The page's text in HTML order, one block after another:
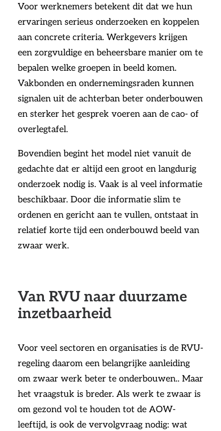
Voor werknemers betekent dit dat we hun
ervaringen serieus onderzoeken en koppelen
aan concrete criteria. Werkgevers krijgen
een zorgvuldige en beheersbare manier om te
bepalen welke groepen in beeld komen.
Vakbonden en ondernemingsraden kunnen
signalen uit de achterban beter onderbouwen
en sterker het gesprek voeren aan de cao- of
overlegtafel.
Bovendien begint het model niet vanuit de
gedachte dat er altijd een groot en langdurig
onderzoek nodig is. Vaak is al veel informatie
beschikbaar. Door die informatie slim te
ordenen en gericht aan te vullen, ontstaat in
relatief korte tijd een onderbouwd beeld van
zwaar werk.
Van RVU naar duurzame
inzetbaarheid
Voor veel sectoren en organisaties is de RVU-
regeling daarom een belangrijke aanleiding
om zwaar werk beter te onderbouwen.. Maar
het vraagstuk is breder. Als werk te zwaar is
om gezond vol te houden tot de AOW-
leeftijd, is ook de vervolgvraag nodig: wat